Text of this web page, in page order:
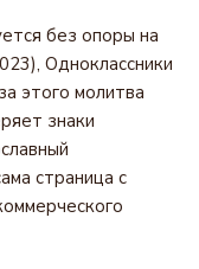
без опоры на
Одноклассники
этого молитва
знаки
страница с